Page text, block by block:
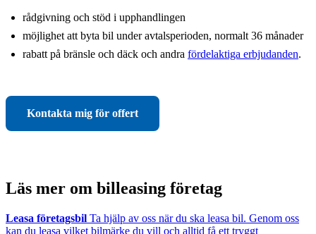
rådgivning och stöd i upphandlingen
möjlighet att byta bil under avtalsperioden, normalt 36 månader
rabatt på bränsle och däck och andra fördelaktiga erbjudanden.
Kontakta mig för offert
Läs mer om billeasing företag
Leasa företagsbil Ta hjälp av oss när du ska leasa bil. Genom oss
kan du leasa vilket bilmärke du vill och alltid få ett tryggt